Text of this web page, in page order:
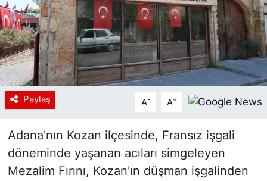
Paylaş A- A+
Adana'nın Kozan ilçesinde, Fransız işgali
döneminde yaşanan acıları simgeleyen
Mezalim Fırını, Kozan'ın düşman işgalinden
Tanıtım